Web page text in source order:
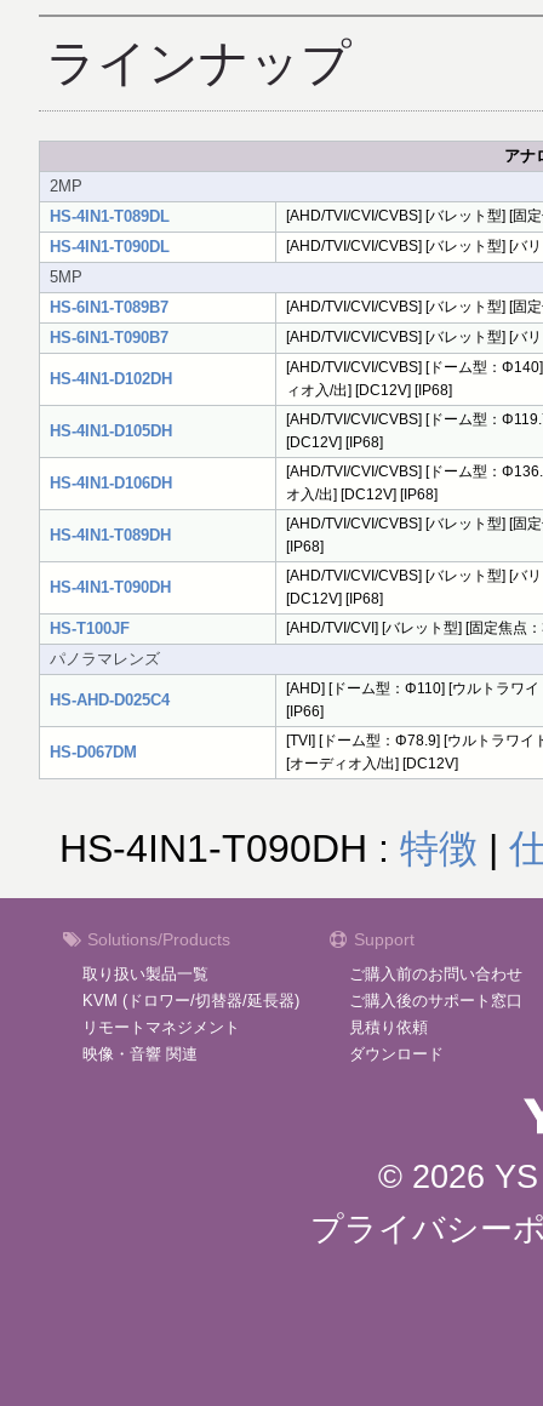
ラインナップ
アナ
2MP
HS-4IN1-T089DL
[AHD/TVI/CVI/CVBS] [バレット型] [固
HS-4IN1-T090DL [AHD/TVI/CVI/CVBS] [バレット型] [バ
5MP
HS-6IN1-T089B7
[AHD/TVI/CVI/CVBS] [バレット型] [固
HS-6IN1-T090B7 [AHD/TVI/CVI/CVBS] [バレット型] [バ
HS-4IN1-D102DH
[AHD/TVI/CVI/CVBS] [ドーム型：
ィオ入/出] [DC12V] [IP68]
HS-4IN1-D105DH
[AHD/TVI/CVI/CVBS] [ドーム型：
[DC12V] [IP68]
HS-4IN1-D106DH
[AHD/TVI/CVI/CVBS] [ドーム型：
オ入/出] [DC12V] [IP68]
HS-4IN1-T089DH
[AHD/TVI/CVI/CVBS] [バレット型] [固
[IP68]
HS-4IN1-T090DH
[AHD/TVI/CVI/CVBS] [バレット型] [バ
[DC12V] [IP68]
HS-T100JF [AHD/TVI/CVI] [バレット型] [固定焦点
パノラマレンズ
HS-AHD-D025C4
[AHD] [ドーム型：Φ110] [ウルトラワ
[IP66]
HS-D067DM
[TVI] [ドーム型：Φ78.9] [ウルトラワイ
[オーディオ入/出] [DC12V]
HS-4IN1-T090DH : 特徴 |
Solutions/Products
取り扱い製品一覧
KVM (ドロワー/切替器/延長器)
リモートマネジメント
映像・音響 関連
Support
ご購入前のお問い合わせ
ご購入後のサポート窓口
見積り依頼
ダウンロード
© 2026
プライバシー